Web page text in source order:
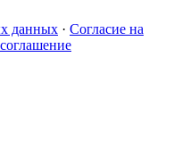
данных · Согласие на